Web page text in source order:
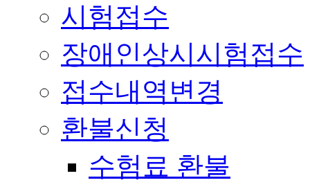
시험접수
장애인상시시험접수
접수내역변경
환불신청
수험료 환불